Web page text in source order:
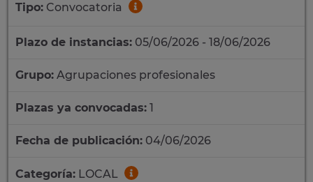
Tipo: Convocatoria
Plazo de instancias: 05/06/2026 - 18/06/2026
Grupo: Agrupaciones profesionales
Plazas ya convocadas: 1
Fecha de publicación: 04/06/2026
Categoría: LOCAL